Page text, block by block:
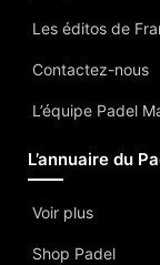
Les éditos de
Contactez-nous
L’équipe Padel
L’annuaire du
Voir plus
Shop Padel